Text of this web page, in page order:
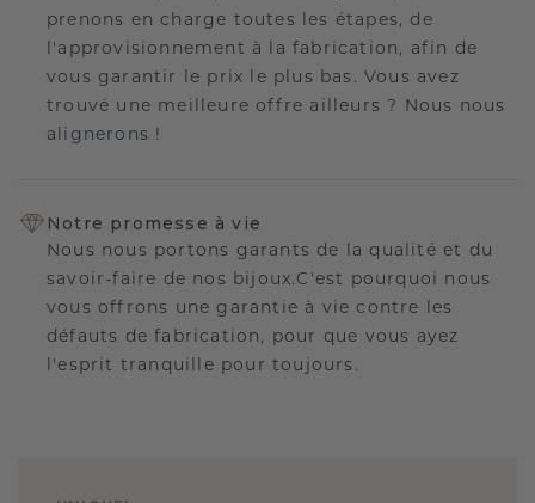
prenons en charge toutes les étapes, de
l'approvisionnement à la fabrication, afin de
vous garantir le prix le plus bas. Vous avez
trouvé une meilleure offre ailleurs ? Nous nous
alignerons !
Notre promesse à vie
Nous nous portons garants de la qualité et du
savoir-faire de nos bijoux.C'est pourquoi nous
vous offrons une garantie à vie contre les
défauts de fabrication, pour que vous ayez
l'esprit tranquille pour toujours.